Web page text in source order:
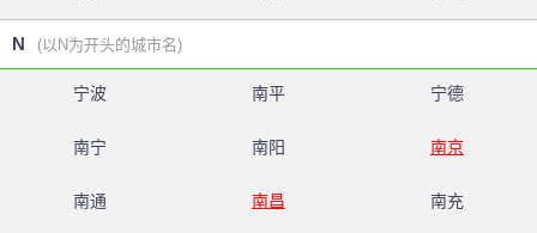
N (以N为开头的城市名)
宁波 南平 宁德
南宁 南阳 南京
南通 南昌 南充